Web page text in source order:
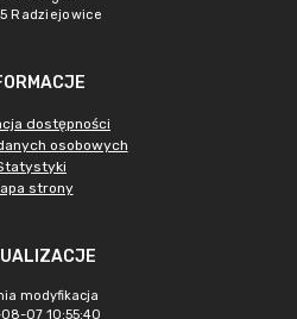
Radziejowice
dostępności
osobowych
strony
modyfikacja
07 10:55:40